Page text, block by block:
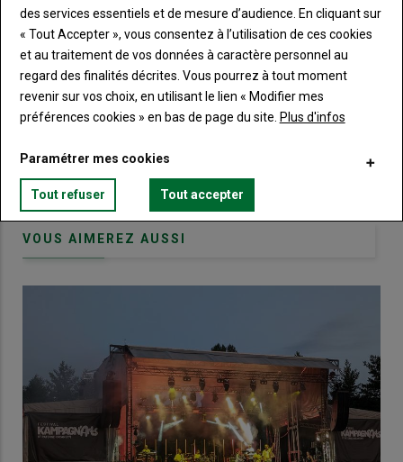
Sous-
titre
Vous n'êtes pas abonné(e)
TITRE CRÉEZ UN COMPTE
Choisissez votre formule et créez votre
compte pour accéder à tout Terre de
Touraine.
Lien
VOUS AIMEREZ AUSSI
des services essentiels et de mesure d’audience. En cliquant sur
« Tout Accepter », vous consentez à l’utilisation de ces cookies
et au traitement de vos données à caractère personnel au
regard des finalités décrites. Vous pourrez à tout moment
revenir sur vos choix, en utilisant le lien « Modifier mes
préférences cookies » en bas de page du site. Plus d'infos
Paramétrer mes cookies
Tout refuser Tout accepter